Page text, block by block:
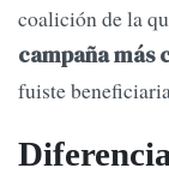
coalición de la
campaña más
fuiste